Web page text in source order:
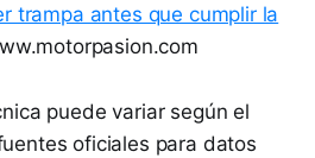
trampa antes que cumplir la
puede variar según el
oficiales para datos